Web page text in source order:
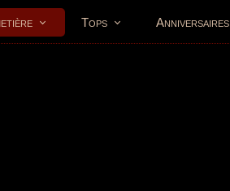
Tops Anniversaires